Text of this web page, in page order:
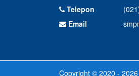
Telepon
Email
Copyright © 2020 - 2026